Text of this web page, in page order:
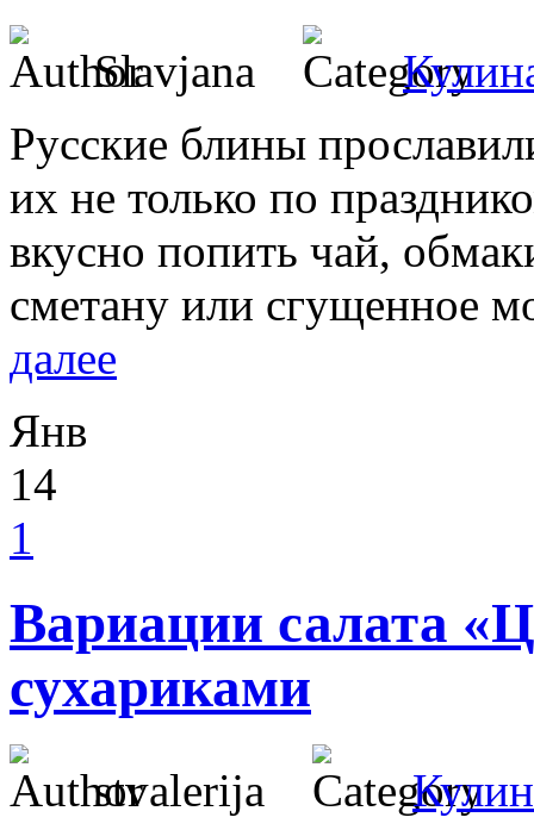
Slavjana
Русские блины
их не только по
вкусно попить чай,
сметану или сгущенное
далее
Янв
14
1
Вариации салата
сухариками
stvalerija